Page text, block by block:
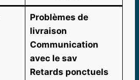
Problèmes de
livraison
Communication
avec le sav
Retards ponctuels